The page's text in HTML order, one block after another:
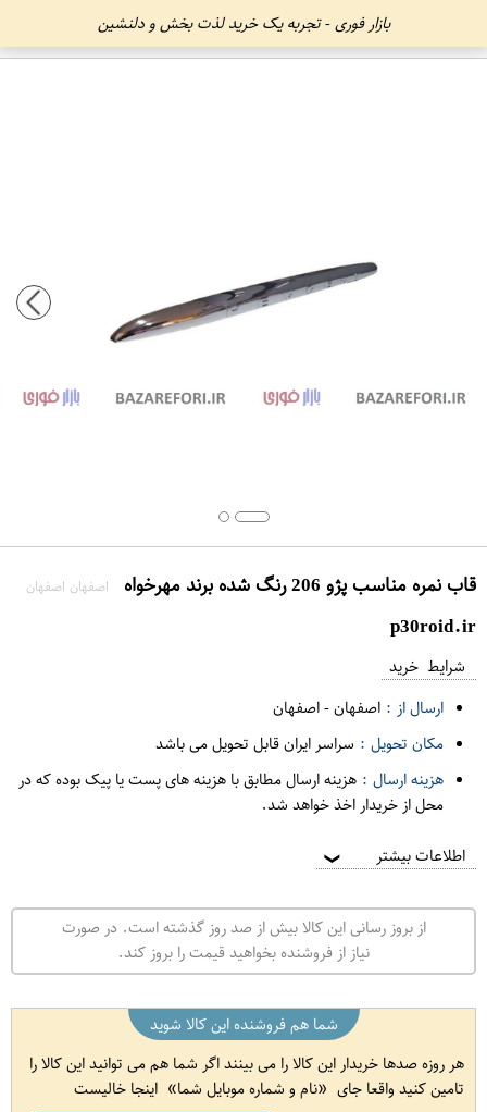
بازار فوری - تجربه یک خرید لذت بخش و دلنشین
قاب نمره مناسب پژو 206 رنگ شده برند مهرخواه اصفهان اصفهان
p30roid.ir
شرایط خرید
ارسال از : اصفهان-اصفهان
مکان تحویل : سراسر ایران قابل تحویل می باشد
هزینه ارسال : هزینه ارسال مطابق با هزینه های پست یا پیک بوده که در
محل از خریدار اخذ خواهد شد.
اطلاعات بیشتر ❯
از بروز رسانی این کالا بیش از صد روز گذشته است. در صورت
نیاز از فروشنده بخواهید قیمت را بروز کند.
شما هم فروشنده این کالا شوید
هر روزه صدها خریدار این کالا را می بینند اگر شما هم می توانید این کالا را
تامین کنید واقعا جای
نام و شماره موبایل شما اینجا خالیست